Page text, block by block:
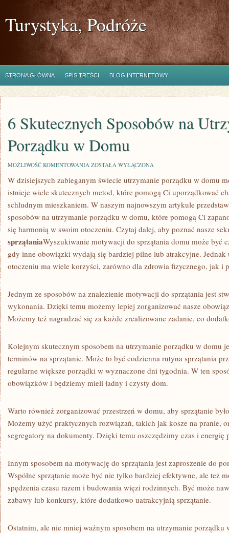
Turystyka, Podróże
STRONA GŁÓWNA SPIS TREŚCI BLOG INTERNETOWY
6 Skutecznych Sposobów na
Porządku w Domu
MOŻLIWOŚĆ KOMENTOWANIA 6
SPOSOBÓW
UTRZYMANIE
PORZĄDKU
DOMU
ZOSTAŁA WYŁĄCZONA
W dzisiejszych zabieganym ​świecie ‍utrzymanie ⁣porządku⁢ w‌ domu
istnieje wiele skutecznych⁣ metod,⁣ które pomogą Ci uporządkować⁣
schludnym mieszkaniem. W naszym⁢ najnowszym​ artykule
sposobów na utrzymanie porządku w domu, które pomogą Ci
się harmonią w swoim otoczeniu. Czytaj ⁤dalej, aby ‍poznać nasze
sprzątaniaWyszukiwanie motywacji do ‍sprzątania ​domu może być
gdy inne⁣ obowiązki wydają się bardziej pilne lub atrakcyjne.
otoczeniu⁣ ma wiele korzyści, zarówno dla zdrowia fizycznego, jak i
Jednym ⁣ze sposobów⁢ na znalezienie ‌motywacji do ‌sprzątania jest
wykonania. Dzięki temu możemy⁢ lepiej zorganizować nasze
Możemy też nagradzać się za każde zrealizowane zadanie, co
Kolejnym skutecznym ‌sposobem ‍na utrzymanie⁤ porządku⁣ w⁢ domu
terminów na sprzątanie. ⁢Może⁤ to być‌ codzienna rutyna‍ sprzątania
regularne większe porządki w ‌wyznaczone dni tygodnia. W ten
obowiązków i będziemy mieli ‌ładny i czysty dom.
Warto również zorganizować przestrzeń w domu, ‌aby sprzątanie
Możemy użyć praktycznych⁤ rozwiązań, takich jak kosze na pranie,
segregatory na dokumenty. Dzięki temu oszczędzimy czas ⁤i energię
Innym sposobem na motywację ​do sprzątania jest⁢ zaproszenie do
Wspólne⁣ sprzątanie może być nie tylko bardziej efektywne, ale też
‍spędzenia czasu razem i budowania więzi rodzinnych. ‍Być może
⁤zabawy lub⁤ konkursy, które ‍dodatkowo uatrakcyjnią sprzątanie.
Ostatnim, ale nie‌ mniej ważnym ⁢sposobem na utrzymanie porządku